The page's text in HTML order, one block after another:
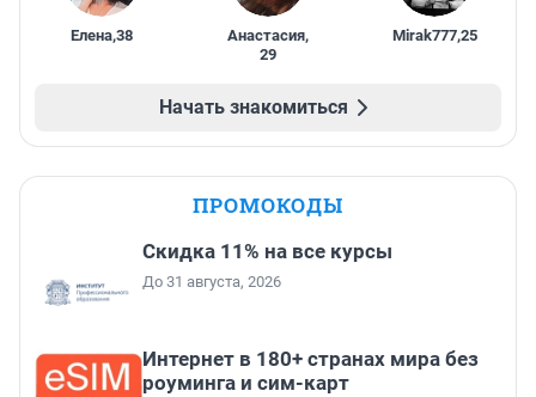
Елена,38 Анастасия,
29
Mirak777,25
Начать знакомиться
ПРОМОКОДЫ
Скидка 11% на все курсы
До 31 августа, 2026
Интернет в 180+ странах мира без
роуминга и сим-карт